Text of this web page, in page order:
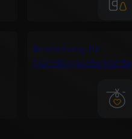
Bewachung für
Flüchtlingsunterkünfte